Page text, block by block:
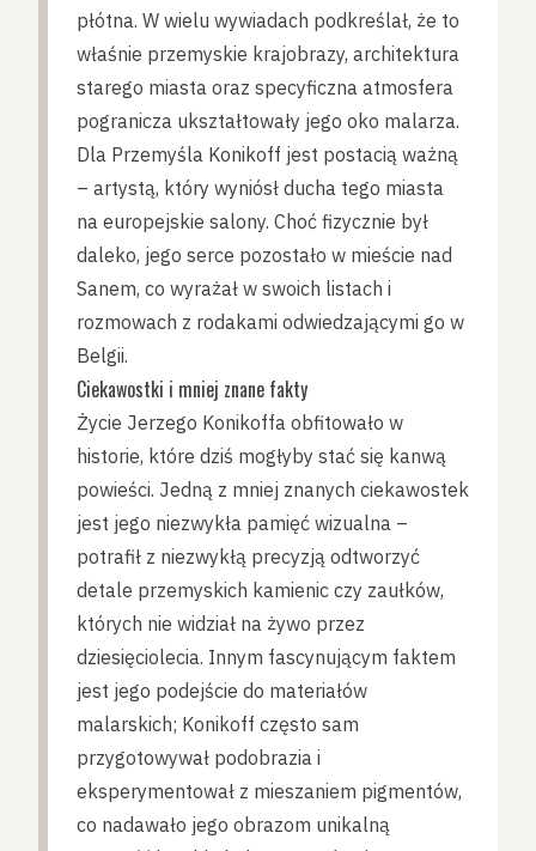
płótna. W wielu wywiadach podkreślał, że to
właśnie przemyskie krajobrazy, architektura
starego miasta oraz specyficzna atmosfera
pogranicza ukształtowały jego oko malarza.
Dla Przemyśla Konikoff jest postacią ważną
– artystą, który wyniósł ducha tego miasta
na europejskie salony. Choć fizycznie był
daleko, jego serce pozostało w mieście nad
Sanem, co wyrażał w swoich listach i
rozmowach z rodakami odwiedzającymi go w
Belgii.
Ciekawostki i mniej znane fakty
Życie Jerzego Konikoffa obfitowało w
historie, które dziś mogłyby stać się kanwą
powieści. Jedną z mniej znanych ciekawostek
jest jego niezwykła pamięć wizualna –
potrafił z niezwykłą precyzją odtworzyć
detale przemyskich kamienic czy zaułków,
których nie widział na żywo przez
dziesięciolecia. Innym fascynującym faktem
jest jego podejście do materiałów
malarskich; Konikoff często sam
przygotowywał podobrazia i
eksperymentował z mieszaniem pigmentów,
co nadawało jego obrazom unikalną